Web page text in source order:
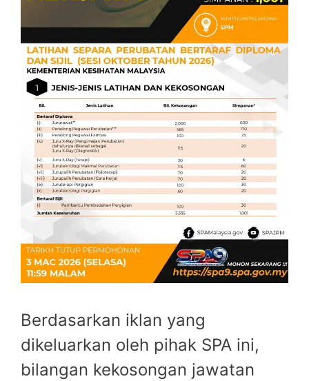
Berdasarkan iklan yang
dikeluarkan oleh pihak SPA ini,
bilangan kekosongan jawatan